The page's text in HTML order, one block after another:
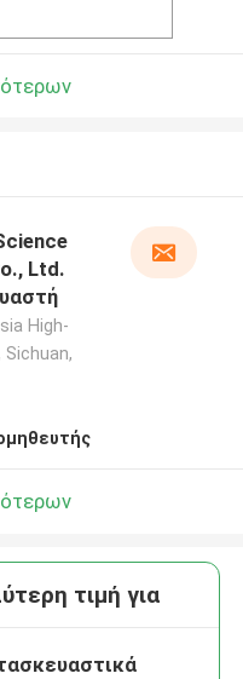
Ltd.
High-
Sichuan,
τιμή για